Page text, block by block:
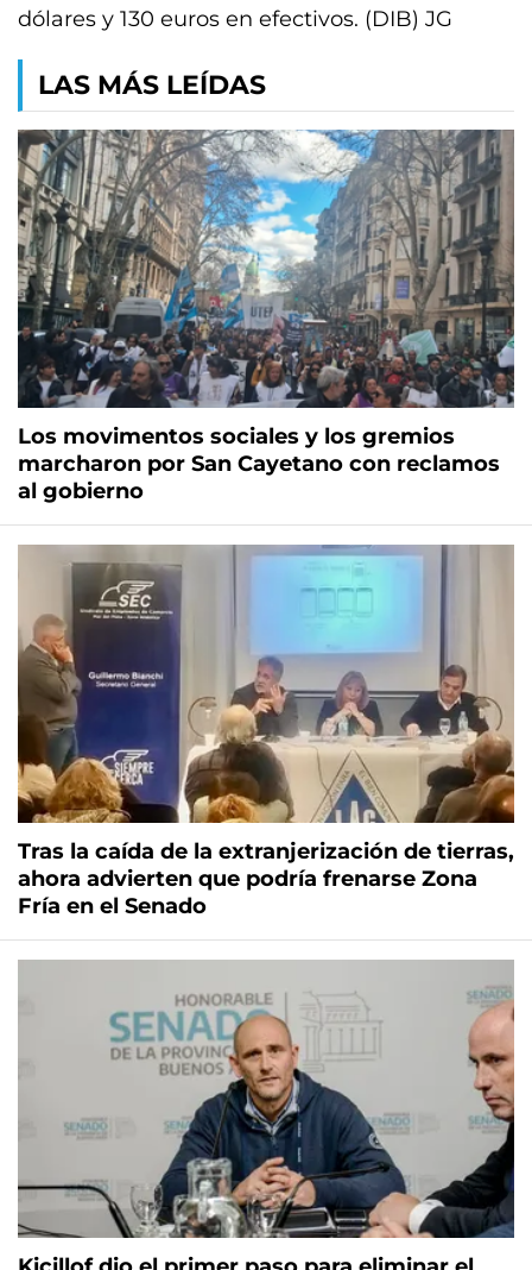
dólares y 130 euros en efectivos. (DIB) JG
LAS MÁS LEÍDAS
Los movimentos sociales y los gremios
marcharon por San Cayetano con reclamos
al gobierno
Tras la caída de la extranjerización de tierras,
ahora advierten que podría frenarse Zona
Fría en el Senado